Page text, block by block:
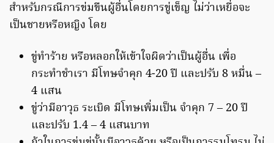
สำหรับกรณีการข่มขืนผู้อื่นโดยการขู่เข็ญ ไม่ว่าเหยื่อจะ
เป็นชายหรือหญิง โดย
ขู่ทำร้าย หรือหลอกให้เข้าใจผิดว่าเป็นผู้อื่น เพื่อ
กระทำชำเรา มีโทษจำคุก 4-20 ปี และปรับ 8 หมื่น –
4 แสน
ขู่ว่ามีอาวุธ ระเบิด มีโทษเพิ่มเป็น จำคุก 7 – 20 ปี
และปรับ 1.4 – 4 แสนบาท